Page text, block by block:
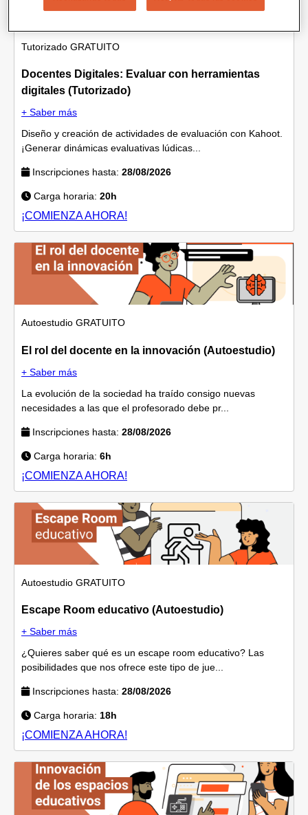
Tutorizado GRATUITO
Docentes Digitales: Evaluar con herramientas
digitales (Tutorizado)
+ Saber más
Diseño y creación de actividades de evaluación con Kahoot.
¡Generar dinámicas evaluativas lúdicas...
Inscripciones hasta: 28/08/2026
Carga horaria: 20h
¡COMIENZA AHORA!
Autoestudio GRATUITO
El rol del docente en la innovación (Autoestudio)
+ Saber más
La evolución de la sociedad ha traído consigo nuevas
necesidades a las que el profesorado debe pr...
Inscripciones hasta: 28/08/2026
Carga horaria: 6h
¡COMIENZA AHORA!
Autoestudio GRATUITO
Escape Room educativo (Autoestudio)
+ Saber más
¿Quieres saber qué es un escape room educativo? Las
posibilidades que nos ofrece este tipo de jue...
Inscripciones hasta: 28/08/2026
Carga horaria: 18h
¡COMIENZA AHORA!